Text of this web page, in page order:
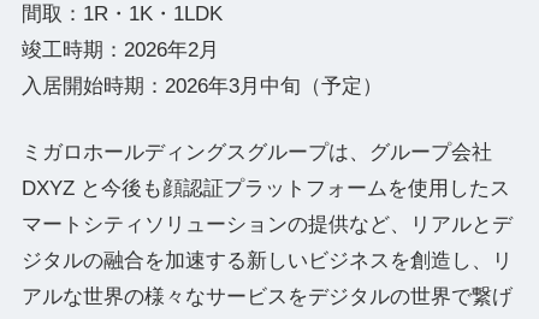
間取：1R・1K・1LDK
竣工時期：2026年2月
入居開始時期：2026年3月中旬（予定）
ミガロホールディングスグループは、グループ会社
DXYZ と今後も顔認証プラットフォームを使用したス
マートシティソリューションの提供など、リアルとデ
ジタルの融合を加速する新しいビジネスを創造し、リ
アルな世界の様々なサービスをデジタルの世界で繋げ